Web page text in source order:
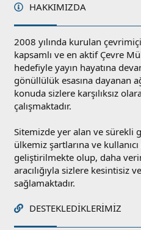
HAKKIMIZDA
2008 yılında kurulan
kapsamlı ve en aktif Çevre
hedefiyle yayın hayatına
gönüllülük esasına dayanan
konuda sizlere karşılıksız
çalışmaktadır.
Sitemizde yer alan ve sürekli
ülkemiz şartlarına ve
geliştirilmekte olup, daha
aracılığıyla sizlere kesintisiz
sağlamaktadır.
DESTEKLEDIKLERIMIZ